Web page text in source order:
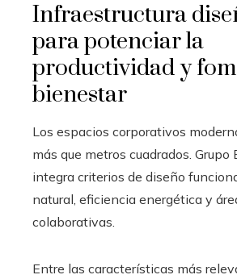
Infraestructura
para potenciar la
productividad y
bienestar
Los espacios corporativos
más que metros cuadrados. Grupo
integra criterios de diseño
natural, eficiencia energética y
colaborativas.
Entre las características más